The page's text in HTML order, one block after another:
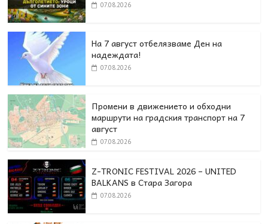
07.08.2026
На 7 август отбелязваме Ден на
надеждата!
07.08.2026
Промени в движението и обходни
маршрути на градския транспорт на 7
август
07.08.2026
Z-TRONIC FESTIVAL 2026 – UNITED
BALKANS в Стара Загора
07.08.2026